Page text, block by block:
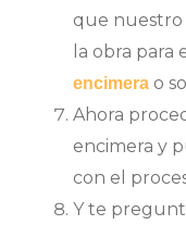
que nuestro
la obra para
encimerao
Ahora
encimera y
con el
Y te